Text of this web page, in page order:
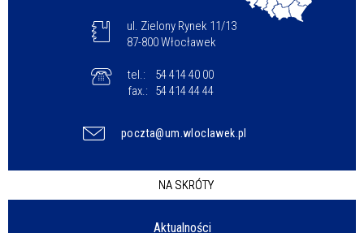
ul. Zielony Rynek 11/13
87-800 Włocławek
tel.:
54 414 40 00
fax.:
54 414 44 44
poczta@um.wloclawek.pl
NA SKRÓTY
Aktualności